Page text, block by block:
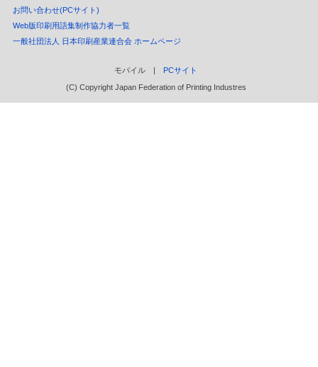
お問い合わせ(PCサイト)
Web版印刷用語集制作協力者一覧
一般社団法人 日本印刷産業連合会 ホームページ
モバイル | PCサイト
(C) Copyright Japan Federation of Printing Industres